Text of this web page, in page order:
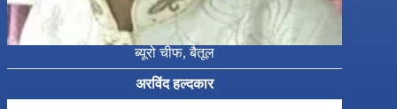
ब्यूरो चीफ, बैतूल
अरविंद हल्दकार